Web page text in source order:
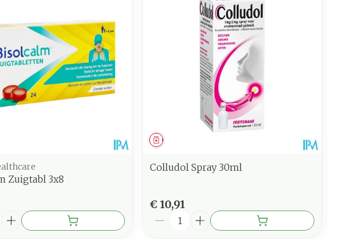
Zuigtabl 3x8
Geneesmiddel
Colludol Spray 30ml
€ 10,91
Aantal